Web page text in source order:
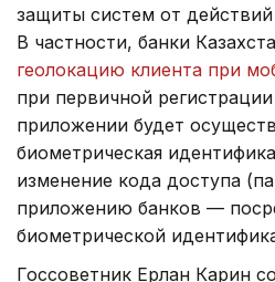
защиты систем от
В частности, банки
геолокацию клиента при
при первичной
приложении будет
биометрическая
изменение кода доступа
приложению банков —
биометрической
Госсоветник Ерлан Карин